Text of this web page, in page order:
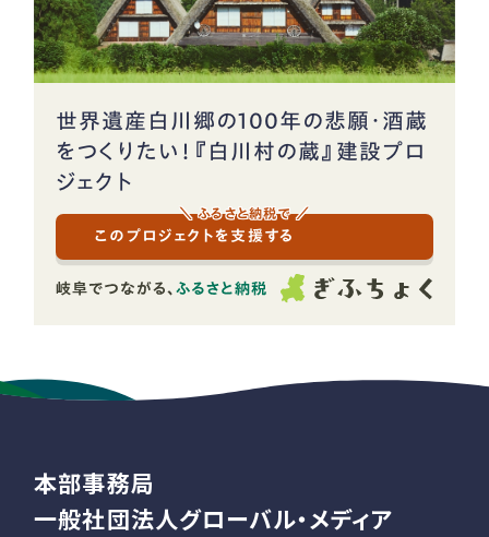
世界遺産白川郷の100年の悲願・酒蔵
をつくりたい！『白川村の蔵』建設プロ
ジェクト
このプロジェクトを支援する
＼ ふるさと納税で ／
本部事務局
一般社団法人グローバル・メディア